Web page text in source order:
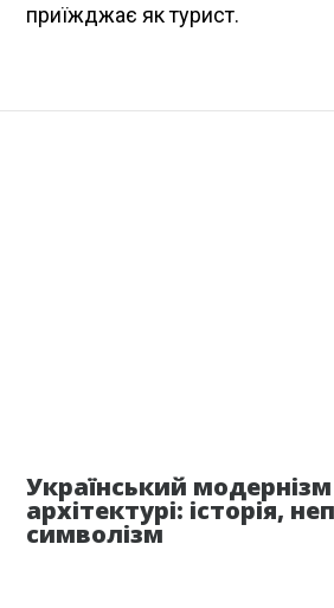
приїжджає як турист.
Український
архітектурі: історія,
символізм